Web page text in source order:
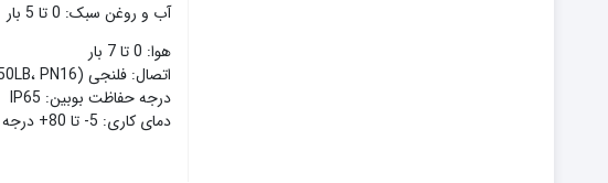
آب و روغن سبک: 0 تا 5 بار
هوا: 0 تا 7 بار
اتصال: فلنجی (JIS 10K، ANSI 150LB، PN16)
درجه حفاظت بوبین: IP65
دمای کاری: 5- تا 80+ درجه سانتی‌گراد